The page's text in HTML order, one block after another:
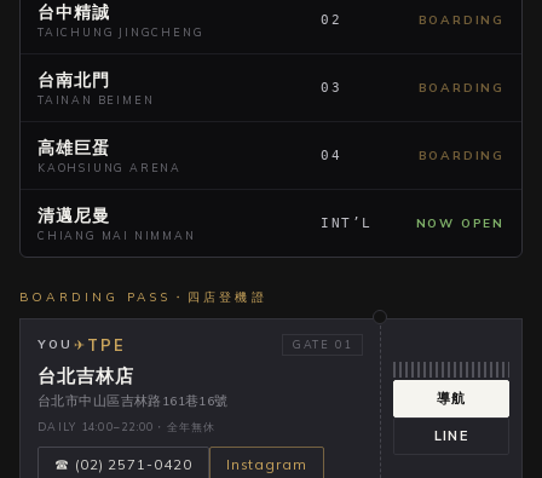
台中精誠
TAICHUNG JINGCHENG
02 BOARDING
台南北門
TAINAN BEIMEN
03 BOARDING
高雄巨蛋
KAOHSIUNG ARENA
04 BOARDING
清邁尼曼
CHIANG MAI NIMMAN
INT’L NOW OPEN
BOARDING PASS・四店登機證
YOU ✈ TPE GATE 01
台北吉林店
台北市中山區吉林路161巷16號
DAILY 14:00–22:00・全年無休
☎ (02) 2571-0420 Instagram
導航
LINE